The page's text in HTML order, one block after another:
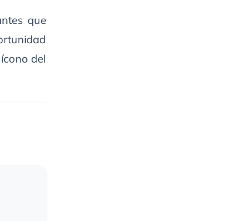
que
del